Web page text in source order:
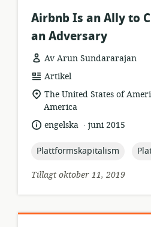
Airbnb Is an Ally to
an Adversary
Av Arun Sundararajan
resursformat:
Artikel
relevant
plats:
The United States of
America
språk:engelska .
publiceringsdatum:
juni 2015
topic:
Plattformskapitalism
Tillagt oktober 11, 2019